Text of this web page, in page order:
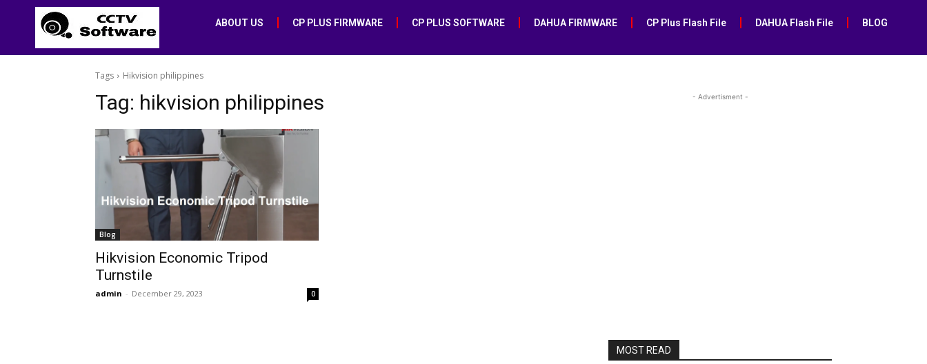
ABOUT US CP PLUS FIRMWARE CP PLUS SOFTWARE DAHUA FIRMWARE CP Plus Flash File DAHUA Flash File BLOG
Tags Hikvision philippines
Tag: hikvision philippines
Blog
Hikvision Economic Tripod
Turnstile
admin - December 29, 2023 0
- Advertisment -
MOST READ